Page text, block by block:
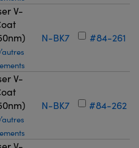
V-
N-BK7 #84-261
V-
N-BK7 #84-262